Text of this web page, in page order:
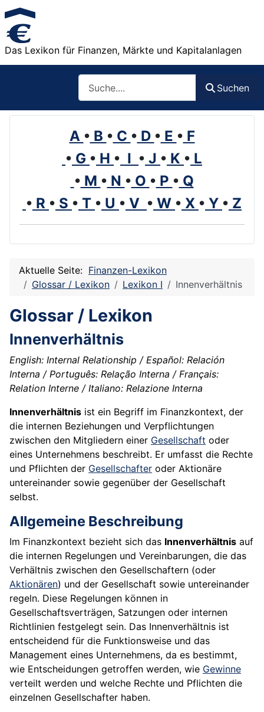
Das Lexikon für Finanzen, Märkte und Kapitalanlagen
Suchen
A • B • C • D • E • F
• G • H • I • J • K • L
• M • N • O • P • Q
• R • S • T • U • V • W • X • Y • Z
Aktuelle Seite: Finanzen-Lexikon
Glossar / Lexikon
Lexikon I Innenverhältnis
Glossar / Lexikon
Innenverhältnis
English: Internal Relationship / Español: Relación
Interna / Português: Relação Interna / Français:
Relation Interne / Italiano: Relazione Interna
Innenverhältnis ist ein Begriff im Finanzkontext, der
die internen Beziehungen und Verpflichtungen
zwischen den Mitgliedern einer Gesellschaft oder
eines Unternehmens beschreibt. Er umfasst die Rechte
und Pflichten der Gesellschafter oder Aktionäre
untereinander sowie gegenüber der Gesellschaft
selbst.
Allgemeine Beschreibung
Im Finanzkontext bezieht sich das Innenverhältnis auf
die internen Regelungen und Vereinbarungen, die das
Verhältnis zwischen den Gesellschaftern (oder
Aktionären) und der Gesellschaft sowie untereinander
regeln. Diese Regelungen können in
Gesellschaftsverträgen, Satzungen oder internen
Richtlinien festgelegt sein. Das Innenverhältnis ist
entscheidend für die Funktionsweise und das
Management eines Unternehmens, da es bestimmt,
wie Entscheidungen getroffen werden, wie Gewinne
verteilt werden und welche Rechte und Pflichten die
einzelnen Gesellschafter haben.